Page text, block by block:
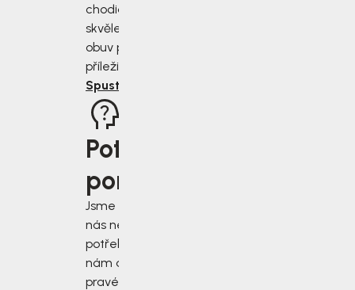
chodidla a vybrat
skvěle padnoucí
obuv pro každou
příležitost.
Spustit rádce
Potřebujete
poradit?
Jsme tu pro vás, když
nás nejvíce
potřebujete. Napište
nám do chatu v
pravém dolním rohu